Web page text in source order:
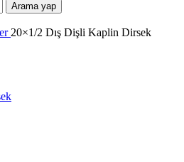
Arama yap
20×1/2 Dış Dişli Kaplin Dirsek